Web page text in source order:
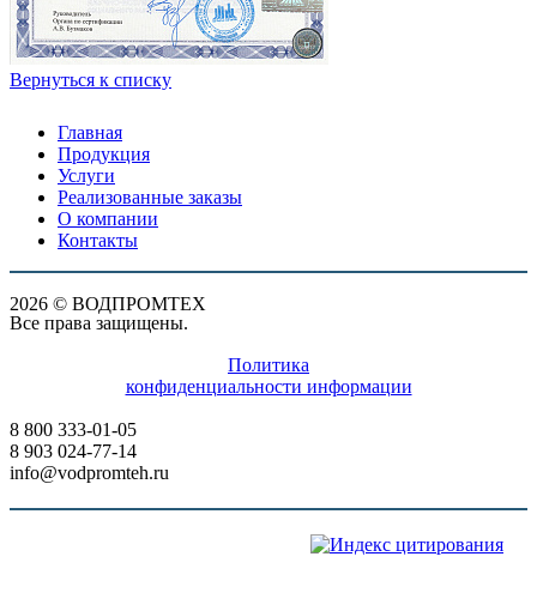
Вернуться к списку
Главная
Продукция
Услуги
Реализованные заказы
О компании
Контакты
2026 © ВОДПРОМТЕХ
Все права защищены.
Политика
конфиденциальности информации
8 800 333-01-05
8 903 024-77-14
info@vodpromteh.ru